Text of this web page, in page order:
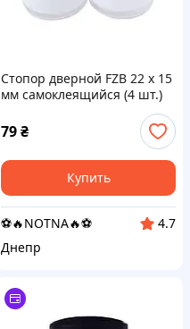
Стопор дверной FZB 22 x 15
мм самоклеящийся (4 шт.)
79₴
Купить
⚽️🔥NOTNA🔥⚽️
4.7
Днепр